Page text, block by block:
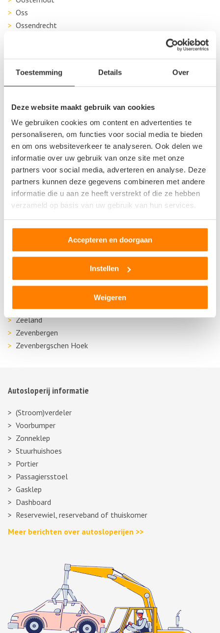
Toestemming Details Over
Deze website maakt gebruik van cookies
We gebruiken cookies om content en advertenties te
personaliseren, om functies voor social media te bieden
en om ons websiteverkeer te analyseren. Ook delen we
informatie over uw gebruik van onze site met onze
partners voor social media, adverteren en analyse. Deze
partners kunnen deze gegevens combineren met andere
informatie die u aan ze heeft verstrekt of die ze hebben
verzameld op basis van uw gebruik van hun services.
Accepteren en doorgaan
Instellen
Weigeren
Oss
Ossendrecht
Rijswijk Nb
Roosendaal
Rosmalen
Schijndel
Sprang-Capelle
Tilburg
Uden
Udenhout
Valkenswaard
Veghel
Veldhoven
Vught
Waalwijk
Wintelre
Zeeland
Zevenbergen
Zevenbergschen Hoek
Autosloperij informatie
(Stroom)verdeler
Voorbumper
Zonneklep
Stuurhuishoes
Portier
Passagiersstoel
Gasklep
Dashboard
Reservewiel, reserveband of thuiskomer
Meer berichten over autosloperijen >>